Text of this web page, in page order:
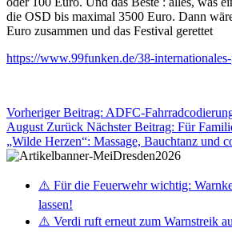
die OSD bis maximal 3500 Euro. Dann
Euro zusammen und das Festival gerettet
https://www.99funken.de/38-
Vorheriger Beitrag: ADFC-
August Zurück Nächster Beitrag: Für
„Wilde Herzen“: Massage, Bauchtanz und
⚠️ Für die Feuerwehr wichtig:
lassen!
⚠️ Verdi ruft erneut zum Warnstreik